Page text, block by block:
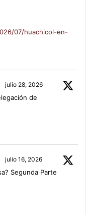
07/huachicol-en-
julio 28, 2026
de
julio 16, 2026
Segunda Parte